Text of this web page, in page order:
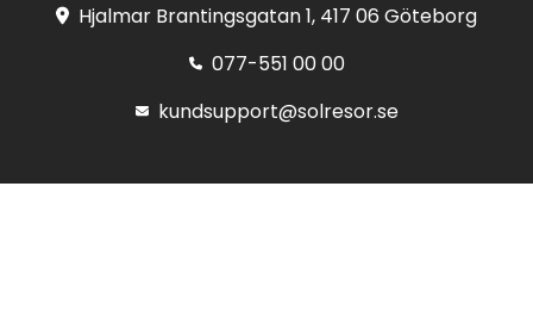
Hjalmar Brantingsgatan 1, 417 06 Göteborg
077-551 00 00
kundsupport@solresor.se